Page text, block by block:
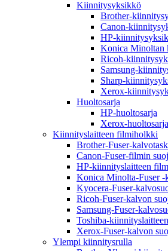
Kiinnitysyksikkö
Brother-
Canon-
HP-
Konica Minoltan
Ricoh-
Samsung-
Sharp-
Xerox-
Huoltosarja
HP-huoltosarja
Xerox-huoltosarja
Kiinnityslaitteen filmiholkki
Brother-Fuser-
Canon-Fuser-filmin
HP-kiinnityslaitteen
Konica Minolta-Fuser -
Kyocera-Fuser-
Ricoh-Fuser-kalvon
Samsung-Fuser-
Toshiba-
Xerox-Fuser-kalvon
Ylempi kiinnitysrulla